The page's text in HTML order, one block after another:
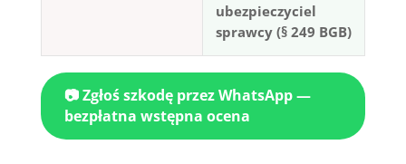
ubezpieczyciel
sprawcy (§ 249 BGB)
📷 Zgłoś szkodę przez WhatsApp —
bezpłatna wstępna ocena